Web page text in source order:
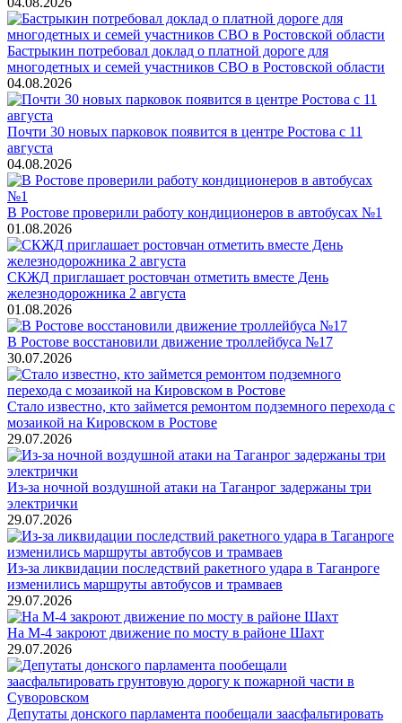
Бастрыкин потребовал доклад о платной дороге для
многодетных и семей участников СВО в Ростовской области
04.08.2026
Почти 30 новых парковок появится в центре Ростова с 11
августа
04.08.2026
В Ростове проверили работу кондиционеров в автобусах №1
01.08.2026
СКЖД приглашает ростовчан отметить вместе День
железнодорожника 2 августа
01.08.2026
В Ростове восстановили движение троллейбуса №17
30.07.2026
Стало известно, кто займется ремонтом подземного перехода с
мозаикой на Кировском в Ростове
29.07.2026
Из-за ночной воздушной атаки на Таганрог задержаны три
электрички
29.07.2026
Из-за ликвидации последствий ракетного удара в Таганроге
изменились маршруты автобусов и трамваев
29.07.2026
На М-4 закроют движение по мосту в районе Шахт
29.07.2026
Депутаты донского парламента пообещали заасфальтировать